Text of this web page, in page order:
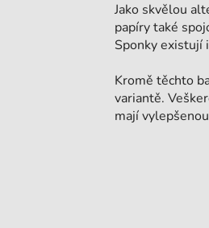
Jako skvělou
papíry také
Sponky existují
Kromě těchto
variantě.
mají